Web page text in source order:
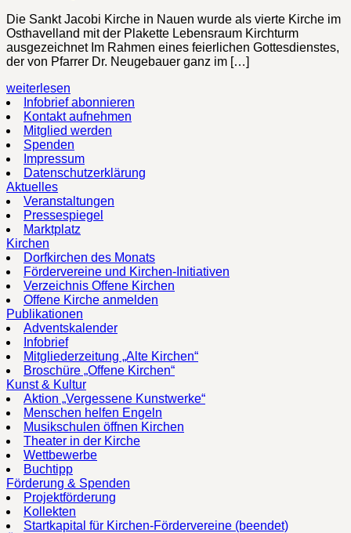
Die Sankt Jacobi Kirche in Nauen wurde als vierte Kirche im
Osthavelland mit der Plakette Lebensraum Kirchturm
ausgezeichnet Im Rahmen eines feierlichen Gottesdienstes,
der von Pfarrer Dr. Neugebauer ganz im […]
weiterlesen
Infobrief abonnieren
Kontakt aufnehmen
Mitglied werden
Spenden
Impressum
Datenschutzerklärung
Aktuelles
Veranstaltungen
Pressespiegel
Marktplatz
Kirchen
Dorfkirchen des Monats
Fördervereine und Kirchen-Initiativen
Verzeichnis Offene Kirchen
Offene Kirche anmelden
Publikationen
Adventskalender
Infobrief
Mitgliederzeitung „Alte Kirchen“
Broschüre „Offene Kirchen“
Kunst & Kultur
Aktion „Vergessene Kunstwerke“
Menschen helfen Engeln
Musikschulen öffnen Kirchen
Theater in der Kirche
Wettbewerbe
Buchtipp
Förderung & Spenden
Projektförderung
Kollekten
Startkapital für Kirchen-Fördervereine (beendet)